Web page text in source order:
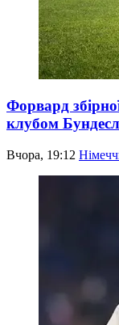
Форвард
клубом
Вчора, 19:12